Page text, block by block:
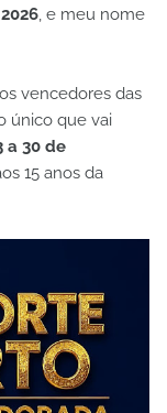
, e meu nome
vencedores das
único que vai
a 30 de
15 anos da